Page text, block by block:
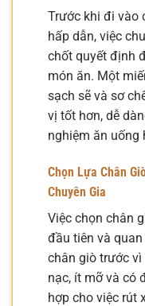
Trước khi đi vào
hấp dẫn, việc
chốt quyết định
món ăn. Một
sạch sẽ và sơ
vị tốt hơn, dễ
nghiệm ăn uống
Chọn Lựa Chân
Chuyên Gia
Việc chọn chân
đầu tiên và
chân giò trước
nạc, ít mỡ và có
hợp cho việc rút